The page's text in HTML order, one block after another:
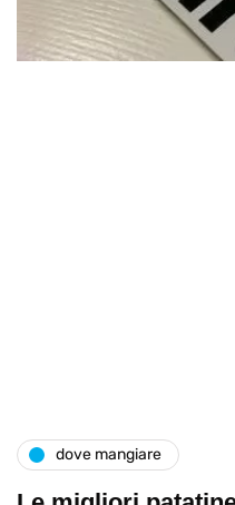
dove mangiare